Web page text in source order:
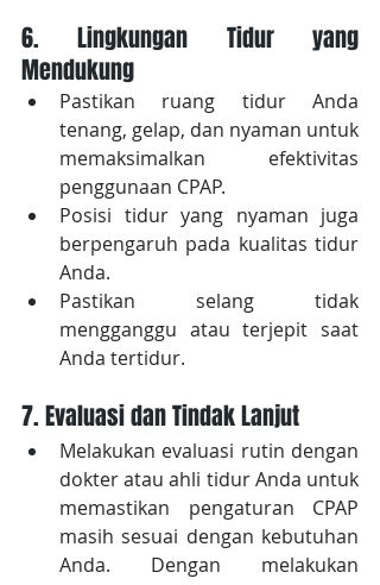
6. Lingkungan Tidur yang
Mendukung
Pastikan ruang tidur Anda
tenang, gelap, dan nyaman untuk
memaksimalkan efektivitas
penggunaan CPAP.
Posisi tidur yang nyaman juga
berpengaruh pada kualitas tidur
Anda.
Pastikan selang tidak
mengganggu atau terjepit saat
Anda tertidur.
7. Evaluasi dan Tindak Lanjut
Melakukan evaluasi rutin dengan
dokter atau ahli tidur Anda untuk
memastikan pengaturan CPAP
masih sesuai dengan kebutuhan
Anda. Dengan melakukan